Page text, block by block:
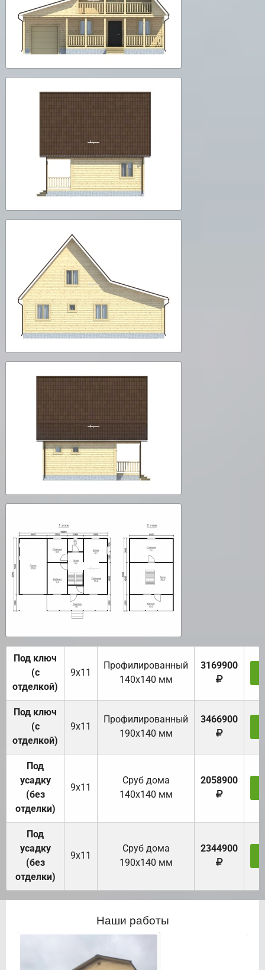
Под ключ
(с
отделкой)
9х11
Профилированный
140х140 мм
3169900
Под ключ
(с
отделкой)
9х11
Профилированный
190х140 мм
3466900
Под
усадку
(без
отделки)
9х11
Cруб дома
140х140 мм
2058900
Под
усадку
(без
отделки)
9х11
Cруб дома
190х140 мм
2344900
Наши работы